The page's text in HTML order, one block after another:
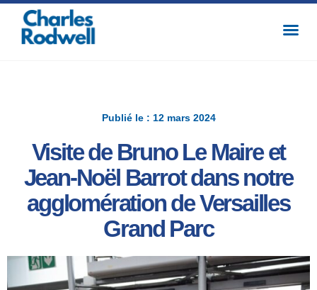
Publié le : 12 mars 2024
Visite de Bruno Le Maire et
Jean-Noël Barrot dans notre
agglomération de Versailles
Grand Parc